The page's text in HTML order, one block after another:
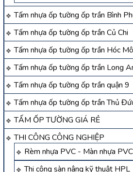
Tấm nhựa ốp tường ốp trần Bình
Tấm nhựa ốp tường ốp trần Củ Chi
Tấm nhựa ốp tường ốp trần Hóc
Tấm nhựa ốp tường ốp trần Long
Tấm nhựa ốp tường ốp trần quận 9
Tấm nhựa ốp tường ốp trần Thủ
TẤM ỐP TƯỜNG GIÁ RẺ
THI CÔNG CÔNG NGHIỆP
Rèm nhựa PVC - Màn nhựa
Thi công sàn nâng kỹ thuật HPL